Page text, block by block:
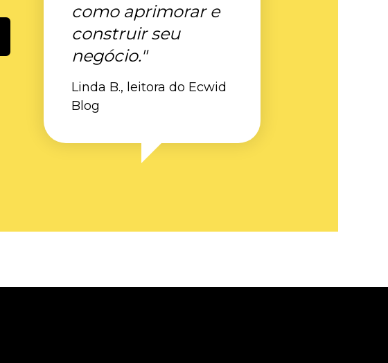
como aprimorar e
construir seu
negócio."
Linda B., leitora do Ecwid
Blog